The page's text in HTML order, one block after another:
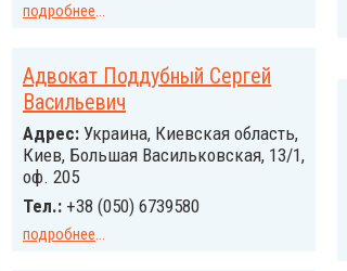
подробнее...
Адвокат Поддубный Сергей
Васильевич
Адрес: Украина, Киевская область,
Киев, Большая Васильковская, 13/1,
оф. 205
Тел.: +38 (050) 6739580
подробнее...